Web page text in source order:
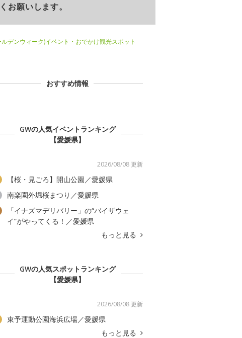
お願いします。
デンウィーク)イベント・おでかけ観光スポット
おすすめ情報
GWの人気イベントランキング
【愛媛県】
2026/08/08 更新
【桜・見ごろ】開山公園／愛媛県
南楽園外堀桜まつり／愛媛県
「イナズマデリバリー」の“バイザウェ
イ”がやってくる！／愛媛県
もっと見る
GWの人気スポットランキング
【愛媛県】
2026/08/08 更新
東予運動公園海浜広場／愛媛県
もっと見る